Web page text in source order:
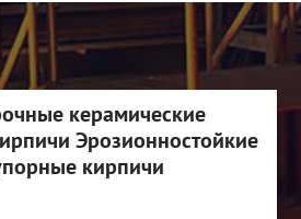
керамические
Эрозионностойкие
кирпичи